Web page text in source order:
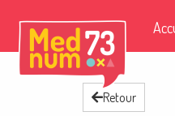
Retour